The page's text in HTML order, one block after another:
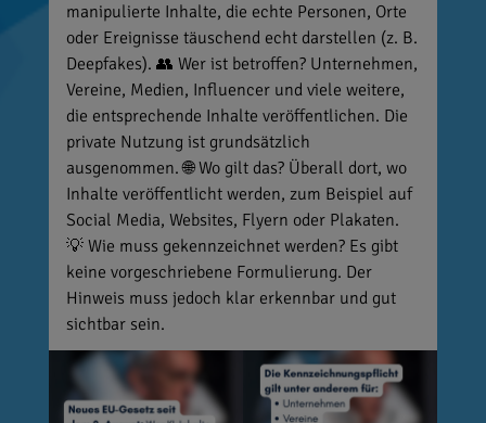
manipulierte Inhalte, die echte Personen, Orte
oder Ereignisse täuschend echt darstellen (z. B.
Deepfakes). 👥 Wer ist betroffen? Unternehmen,
Vereine, Medien, Influencer und viele weitere,
die entsprechende Inhalte veröffentlichen. Die
private Nutzung ist grundsätzlich
ausgenommen. 🌐 Wo gilt das? Überall dort, wo
Inhalte veröffentlicht werden, zum Beispiel auf
Social Media, Websites, Flyern oder Plakaten.
💡 Wie muss gekennzeichnet werden? Es gibt
keine vorgeschriebene Formulierung. Der
Hinweis muss jedoch klar erkennbar und gut
sichtbar sein.